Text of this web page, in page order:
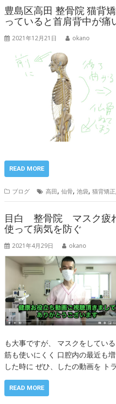
豊島区高田 整骨院 猫背
っていると首肩背中が痛
2021年12月21日 okano
READ MORE
ブログ 高田,仙骨,池袋,猫背矯正
目白 整骨院 マスク疲
使って病気を防ぐ
2021年4月29日 okano
も大事ですが、 マスクをしてい
筋も使いにくく 口腔内の最近も
した時に ぜひ、したの動画を ト
READ MORE